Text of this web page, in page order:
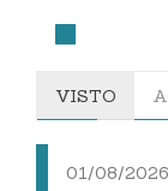
VISTO
01/08/2026